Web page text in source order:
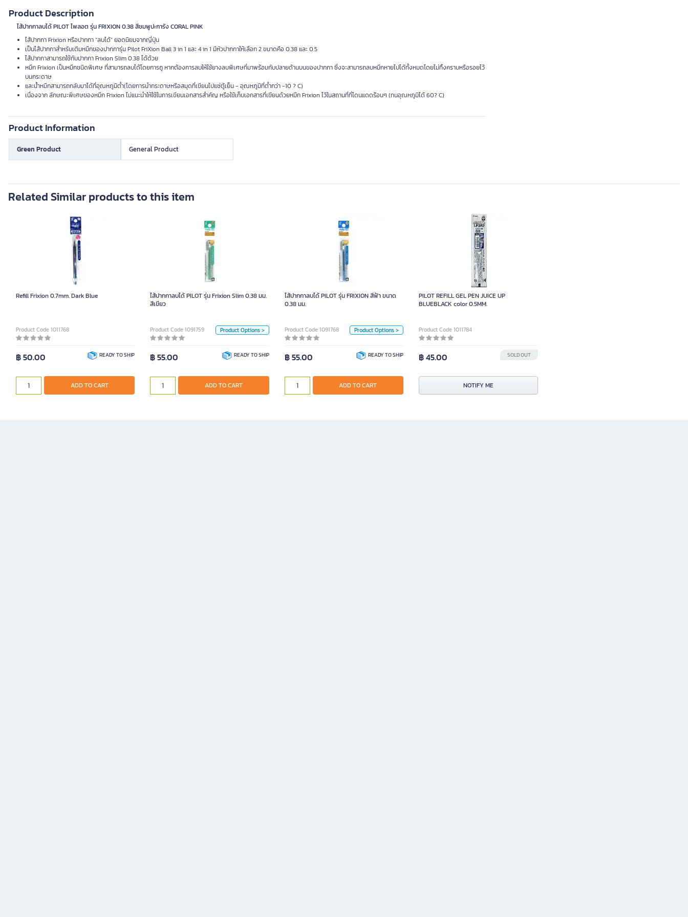
Product Description
ไส้ปากกาลบได้ PILOT ไพลอต รุ่น FRIXION 0.38 สีชมพูปะการัง CORAL PINK
ไส้ปากกาFrixion หรือปากกา“ลบได้”ยอดนิยมจากญี่ปุ่น
เป็นไส้ปากกาสำหรับเติมหมึกของปากการุ่นPilot FriXion Ball 3 in 1 และ4 in 1 มีหัวปากกาให้เลือก2ขนาดคือ0.38และ0.5
ไส้ปากกาสามารถใช้กับปากกาFrixion Slim 0.38ได้ด้วย
หมึกFrixion เป็นหมึกชนิดพิเศษ ที่สามารถลบได้โดยการถู หากต้องการลบให้ใช้ยางลบพิเศษที่มาพร้อมกับปลายด้านบนของปากกา ซึ่งจะสามารถลบหมึกหายไปได้ทั้งหมดโดยไม่ทิ้งคราบหรือรอยไว้
บนกระดาษ
และน้ําหมึกสามารถกลับมาได้ที่อุณหภูมิต่ำ(โดยการนํากระดาษหรือสมุดที่เขียนไปแช่ตู้เย็น- อุณหภูมิที่ต่ำกว่า-10 ? C)
เนื่องจาก ลักษณะพิเศษของหมึกFrixion ไม่แนะนําให้ใช้ในการเขียนเอกสารสำคัญ หรือใช้เก็บเอกสารที่เขียนด้วยหมึกFrixion ไว้ในสถานที่ที่โดนแดดร้อนๆ(ทนอุณหภูมิได้60? C)
Product Information
Green Product General Product
Related Similar products to this item
Refill Frixion 0.7mm. Dark Blue
Product Code 1011768
฿ 50.00 READY TO SHIP
ADD TO CART
ไส้ปากกาลบได้ PILOT รุ่น Frixion Slim 0.38 มม.
สีเขียว
Product Code 1091759 Product Options >
฿ 55.00 READY TO SHIP
ADD TO CART
ไส้ปากกาลบได้ PILOT รุ่น Frixion Slim 0.38 มม.
Unit
Color
ADD TO CART
ไส้ปากกาลบได้ PILOT รุ่น FRIXION สีฟ้า ขนาด
0.38 มม.
Product Code 1091768 Product Options >
฿ 55.00 READY TO SHIP
ADD TO CART
ไส้ปากกาลบได้ PILOT รุ่น FRIXION สีฟ้า ขนาด
Unit
Color
ADD TO CART
PILOT REFILL GEL PEN JUICE UP
BLUEBLACK color 0.5MM.
Product Code 1011784
฿ 45.00 SOLD OUT
NOTIFY ME